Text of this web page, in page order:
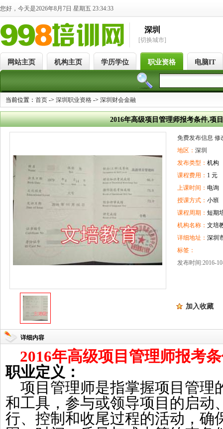
您好，今天是2026年8月7日 星期五 23:34:34
深圳
[切换城市]
网站主页 机构主页 学历学位 职业资格 电脑IT
当前位置： 首页 -> 深圳职业资格 -> 深圳财会金融
2016年高级项目管理师报考条件,项
免费发布信息 修
地区： 深圳
发布类型： 机构
课程费用： 1 元
上课时间： 电询
授课方式： 小班
课程周期： 短期
机构名称： 文培
详细地址： 深圳
标签：
发布时间:2016-
加入收藏
详细内容
2016年高级项目管理师报考
职业定义：
项目管理师是指掌握项目管理
和工具，参与或领导项目的启动
行、控制和收尾过程的活动，确